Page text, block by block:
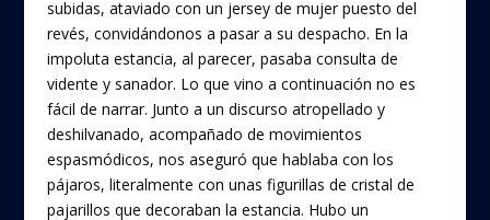
subidas, ataviado con un jersey de mujer puesto del
revés, convidándonos a pasar a su despacho. En la
impoluta estancia, al parecer, pasaba consulta de
vidente y sanador. Lo que vino a continuación no es
fácil de narrar. Junto a un discurso atropellado y
deshilvanado, acompañado de movimientos
espasmódicos, nos aseguró que hablaba con los
pájaros, literalmente con unas figurillas de cristal de
pajarillos que decoraban la estancia. Hubo un